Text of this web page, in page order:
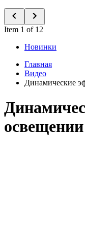
Item 1 of 12
Новинки
Главная
Видео
Динамические